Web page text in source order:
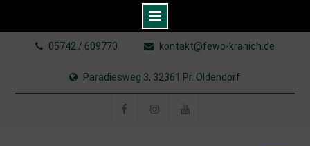
05742 / 609770 kontakt@fewo-kranich.de
Paradiesweg 3, 32361 Pr. Oldendorf